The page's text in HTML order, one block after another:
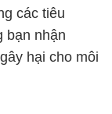
các tiêu
bạn nhận
hại cho môi